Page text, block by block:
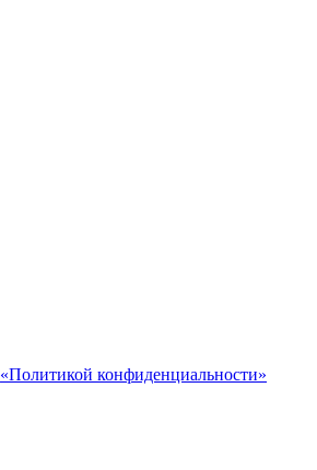
«Политикой конфиденциальности»